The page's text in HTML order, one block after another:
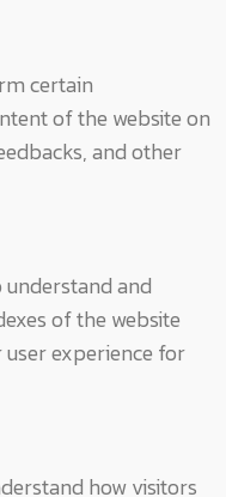
certain
of the website on
and other
and
of the website
experience for
how visitors